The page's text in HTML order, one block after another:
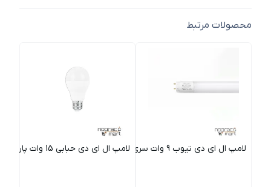
محصولات مرتبط
لامپ ال ای دی تیوب 9 وات سری KL نور لامپ ال ای دی حبابی 15 وات پارس شعاع توس